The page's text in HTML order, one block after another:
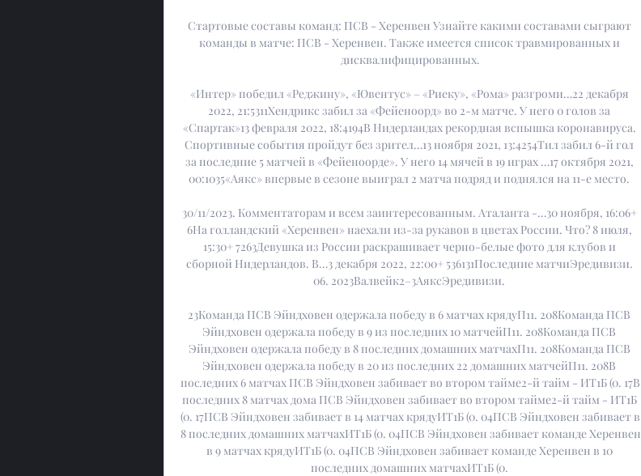
Стартовые составы команд: ПСВ - Херенвен Узнайте какими составами сыграют
команды в матче: ПСВ - Херенвен. Также имеется список травмированных и
дисквалифицированных.
«Интер» победил «Реджину», «Ювентус» – «Риеку», «Рома» разгроми…22 декабря
2022, 21:5311Хендрикс забил за «Фейеноорд» во 2-м матче. У него 0 голов за
«Спартак»13 февраля 2022, 18:4194В Нидерландах рекордная вспышка коронавируса.
Спортивные события пройдут без зрител…13 ноября 2021, 13:4254Тил забил 6-й гол
за последние 5 матчей в «Фейеноорде». У него 14 мячей в 19 играх …17 октября 2021,
00:1035«Аякс» впервые в сезоне выиграл 2 матча подряд и поднялся на 11-е место.
30/11/2023. Комментаторам и всем заинтересованным. Аталанта -…30 ноября, 16:06+
6На голландский «Херенвен» наехали из-за рукавов в цветах России. Что? 8 июля,
15:30+ 7263Девушка из России раскрашивает черно-белые фото для клубов и
сборной Нидерландов. В…3 декабря 2022, 22:00+ 536131Последние матчиЭредивизи.
06. 2023Валвейк2–3АяксЭредивизи.
23Команда ПСВ Эйндховен одержала победу в 6 матчах крядуП11. 208Команда ПСВ
Эйндховен одержала победу в 9 из последних 10 матчейП11. 208Команда ПСВ
Эйндховен одержала победу в 8 последних домашних матчахП11. 208Команда ПСВ
Эйндховен одержала победу в 20 из последних 22 домашних матчейП11. 208В
последних 6 матчах ПСВ Эйндховен забивает во втором тайме2-й тайм - ИТ1Б (0. 17В
последних 8 матчах дома ПСВ Эйндховен забивает во втором тайме2-й тайм - ИТ1Б
(0. 17ПСВ Эйндховен забивает в 14 матчах крядуИТ1Б (0. 04ПСВ Эйндховен забивает в
8 последних домашних матчахИТ1Б (0. 04ПСВ Эйндховен забивает команде Херенвен
в 9 матчах крядуИТ1Б (0. 04ПСВ Эйндховен забивает команде Херенвен в 10
последних домашних матчахИТ1Б (0.